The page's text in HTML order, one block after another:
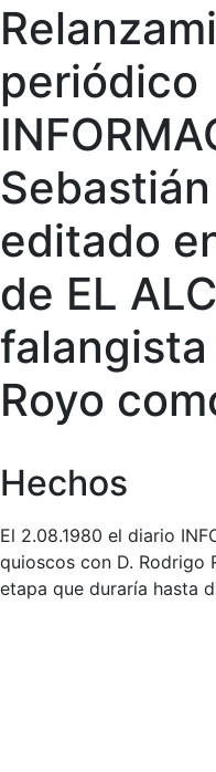
periódico
editado
de EL
Royo
Hechos
El 2.08.1980 el diario
quioscos con D. Rodrigo
etapa que duraría hasta